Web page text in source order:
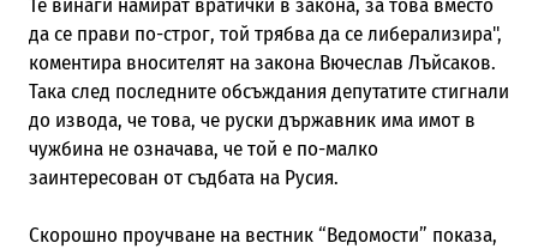
да се прави по-строг, той трябва да се либерализира",
коментира вносителят на закона Вючеслав Лъйсаков.
Така след последните обсъждания депутатите стигнали
до извода, че това, че руски държавник има имот в
чужбина не означава, че той е по-малко
заинтересован от съдбата на Русия.
Скорошно проучване на вестник “Ведомости” показа,